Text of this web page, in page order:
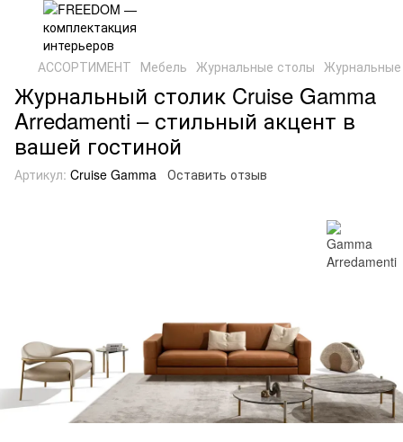
АССОРТИМЕНТ Мебель Журнальные столы Журнальные
Журнальный столик Cruise Gamma
Arredamenti – стильный акцент в
вашей гостиной
Артикул: Cruise Gamma Оставить отзыв